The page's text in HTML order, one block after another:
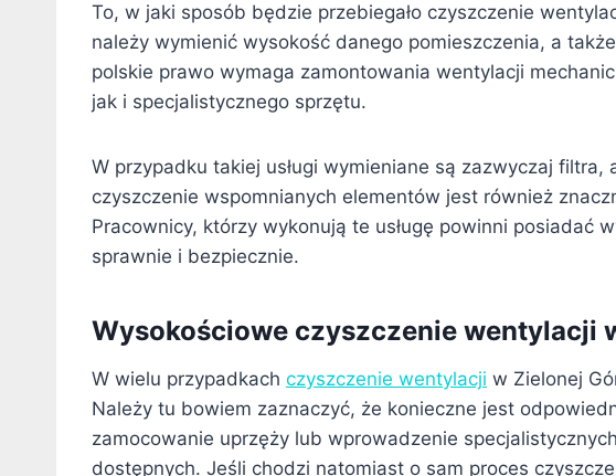
To, w jaki sposób będzie przebiegało czyszczenie
należy wymienić wysokość danego pomieszczenia, a
polskie prawo wymaga zamontowania wentylacji
jak i specjalistycznego sprzętu.
W przypadku takiej usługi wymieniane są zazwyczaj
czyszczenie wspomnianych elementów jest również
Pracownicy, którzy wykonują te usługę powinni posiadać
sprawnie i bezpiecznie.
Wysokościowe czyszczenie wentylacji
W wielu przypadkach czyszczenie wentylacji w Zielonej
Należy tu bowiem zaznaczyć, że konieczne jest
zamocowanie uprzęży lub wprowadzenie
dostępnych. Jeśli chodzi natomiast o sam proces